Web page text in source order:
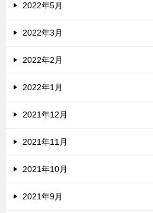
2022年5月
2022年3月
2022年2月
2022年1月
2021年12月
2021年11月
2021年10月
2021年9月